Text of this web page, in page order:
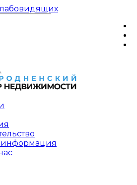
информация